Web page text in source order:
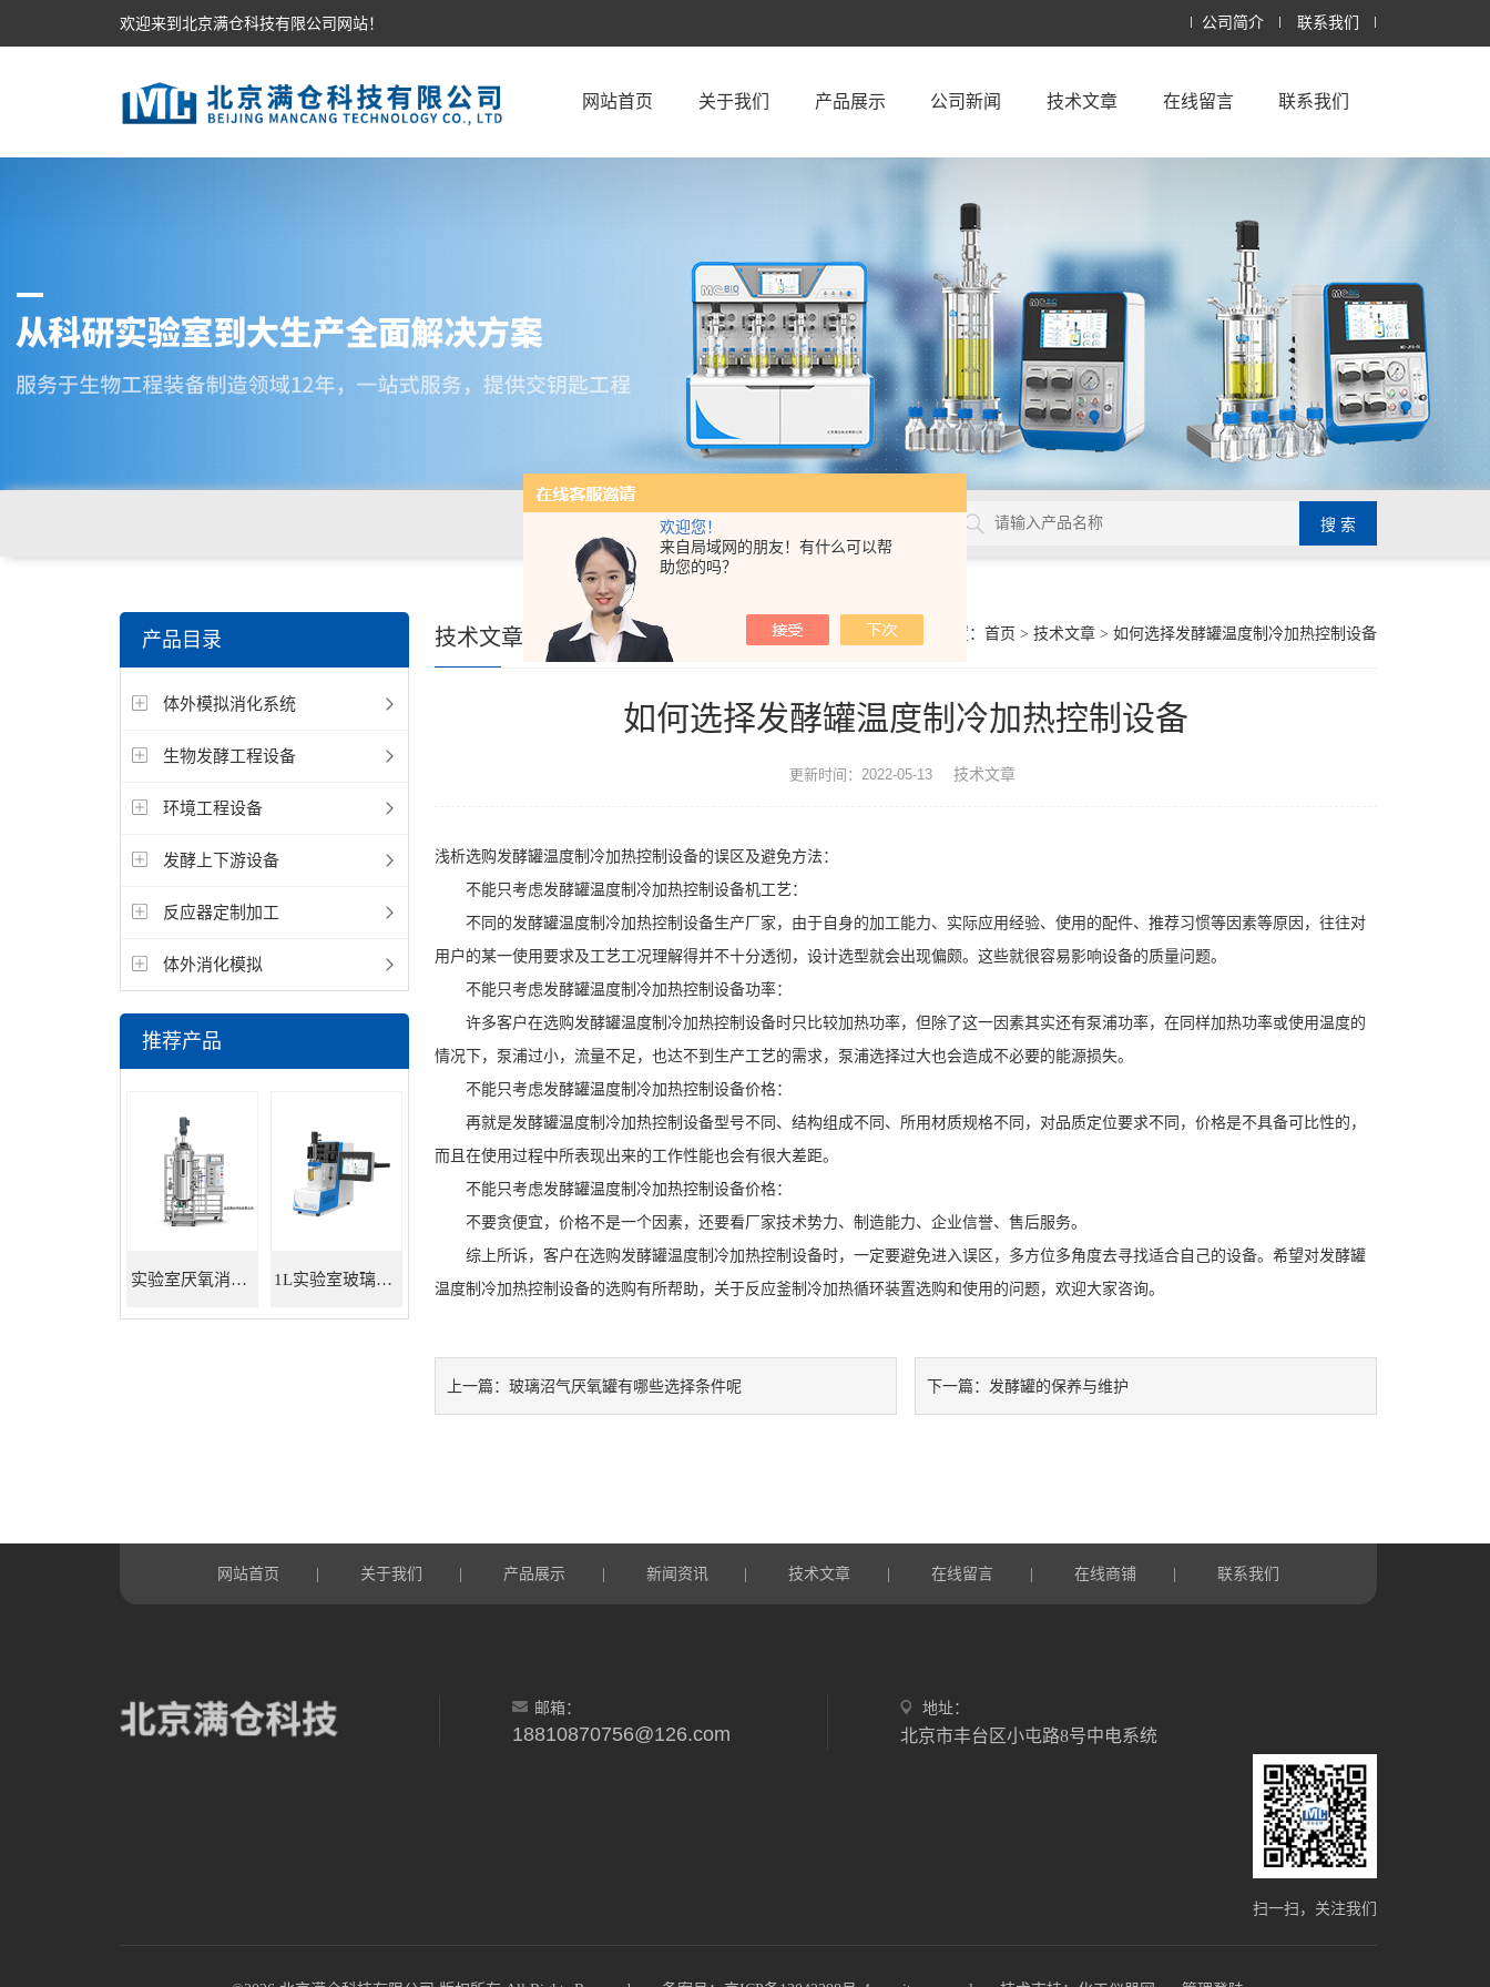
欢迎您！
来自局域网的朋友！有什么可以帮
助您的吗？
欢迎来到北京满仓科技有限公司网站！ 公司简介 联系我们
网站首页 关于我们 产品展示 公司新闻 技术文章 在线留言 联系我们
产品目录
体外模拟消化系统
生物发酵工程设备
环境工程设备
发酵上下游设备
反应器定制加工
体外消化模拟
推荐产品
实验室厌氧消化罐 餐厨垃圾沼气发酵 1L实验室玻璃发酵罐
你的位置： 首页 > 技术文章 > 如何选择发酵罐温度制冷加热控制设备
技术文章
如何选择发酵罐温度制冷加热控制设备
更新时间：2022-05-13 技术文章
浅析选购发酵罐温度制冷加热控制设备的误区及避免方法：
不能只考虑发酵罐温度制冷加热控制设备机工艺：
不同的发酵罐温度制冷加热控制设备生产厂家，由于自身的加工能力、实际应用经验、使用的配件、推荐习惯等因素等原因，往往对
用户的某一使用要求及工艺工况理解得并不十分透彻，设计选型就会出现偏颇。这些就很容易影响设备的质量问题。
不能只考虑发酵罐温度制冷加热控制设备功率：
许多客户在选购发酵罐温度制冷加热控制设备时只比较加热功率，但除了这一因素其实还有泵浦功率，在同样加热功率或使用温度的
情况下，泵浦过小，流量不足，也达不到生产工艺的需求，泵浦选择过大也会造成不必要的能源损失。
不能只考虑发酵罐温度制冷加热控制设备价格：
再就是发酵罐温度制冷加热控制设备型号不同、结构组成不同、所用材质规格不同，对品质定位要求不同，价格是不具备可比性的，
而且在使用过程中所表现出来的工作性能也会有很大差距。
不能只考虑发酵罐温度制冷加热控制设备价格：
不要贪便宜，价格不是一个因素，还要看厂家技术势力、制造能力、企业信誉、售后服务。
综上所诉，客户在选购发酵罐温度制冷加热控制设备时，一定要避免进入误区，多方位多角度去寻找适合自己的设备。希望对发酵罐
温度制冷加热控制设备的选购有所帮助，关于反应釜制冷加热循环装置选购和使用的问题，欢迎大家咨询。
上一篇： 玻璃沼气厌氧罐有哪些选择条件呢 下一篇： 发酵罐的保养与维护
网站首页 关于我们 产品展示 新闻资讯 技术文章 在线留言 在线商铺 联系我们
邮箱：
18810870756@126.com
地址：
北京市丰台区小屯路8号中电系统
扫一扫，关注我们